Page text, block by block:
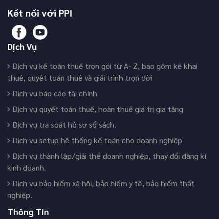
Kết nối với PPI
Dịch Vụ
Dịch vụ kế toán thuế trọn gói từ A- Z, bao gồm kê khai
thuế, quyết toán thuế và giải trình trọn đời
Dịch vụ báo cáo tài chính
Dịch vụ quyết toán thuế, hoàn thuế giá trị gia tăng
Dịch vụ tra soát hồ sơ sổ sách.
Dịch vụ setup hệ thống kế toán cho doanh nghiệp
Dịch vụ thành lập/giải thể doanh nghiệp, thay đổi đăng kí
kinh doanh.
Dịch vụ bảo hiểm xã hội, bảo hiểm y tế, bảo hiểm thất
nghiệp.
Thông Tin